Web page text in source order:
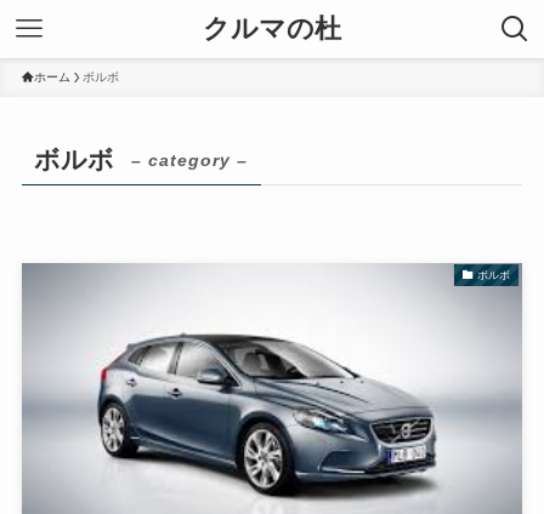
クルマの杜
ホーム ボルボ
ボルボ – category –
ボルボ